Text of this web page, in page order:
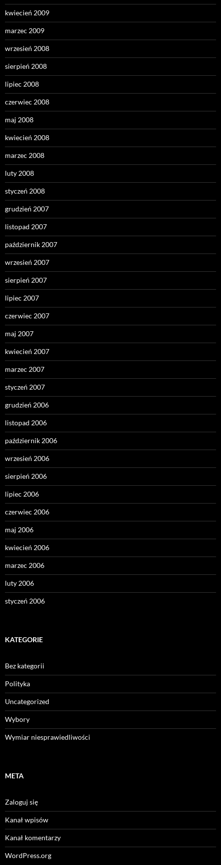
kwiecień 2009
marzec 2009
wrzesień 2008
sierpień 2008
lipiec 2008
czerwiec 2008
maj 2008
kwiecień 2008
marzec 2008
luty 2008
styczeń 2008
grudzień 2007
listopad 2007
październik 2007
wrzesień 2007
sierpień 2007
lipiec 2007
czerwiec 2007
maj 2007
kwiecień 2007
marzec 2007
styczeń 2007
grudzień 2006
listopad 2006
październik 2006
wrzesień 2006
sierpień 2006
lipiec 2006
czerwiec 2006
maj 2006
kwiecień 2006
marzec 2006
luty 2006
styczeń 2006
KATEGORIE
Bez kategorii
Polityka
Uncategorized
Wybory
Wymiar niesprawiedliwości
META
Zaloguj się
Kanał wpisów
Kanał komentarzy
WordPress.org